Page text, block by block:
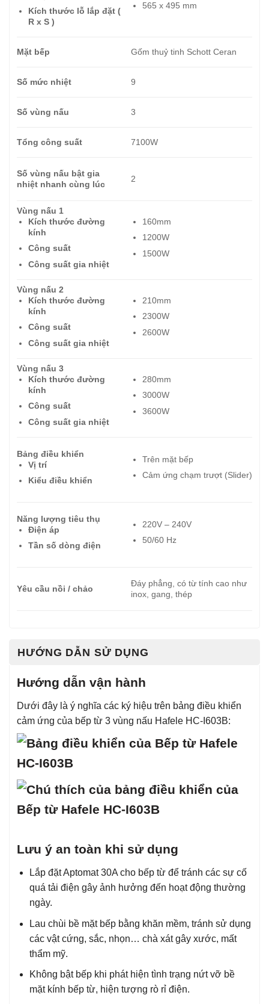
Kích thước lỗ lắp đặt (
R x S )
565 x 495 mm
Mặt bếp Gốm thuỷ tinh Schott Ceran
Số mức nhiệt 9
Số vùng nấu 3
Tổng công suất 7100W
Số vùng nấu bật gia
nhiệt nhanh cùng lúc
2
Vùng nấu 1
Kích thước đường
kính
Công suất
Công suất gia nhiệt
160mm
1200W
1500W
Vùng nấu 2
Kích thước đường
kính
Công suất
Công suất gia nhiệt
210mm
2300W
2600W
Vùng nấu 3
Kích thước đường
kính
Công suất
Công suất gia nhiệt
280mm
3000W
3600W
Bảng điều khiển
Vị trí
Kiểu điều khiển
Trên mặt bếp
Cảm ứng chạm trượt (Slider)
Năng lượng tiêu thụ
Điện áp
Tần số dòng điện
220V – 240V
50/60 Hz
Yêu cầu nồi / chảo
Đáy phẳng, có từ tính cao như
inox, gang, thép
HƯỚNG DẪN SỬ DỤNG
Hướng dẫn vận hành
Dưới đây là ý nghĩa các ký hiệu trên bảng điều khiển
cảm ứng của bếp từ 3 vùng nấu Hafele HC-I603B:
Lưu ý an toàn khi sử dụng
Lắp đặt Aptomat 30A cho bếp từ để tránh các sự cố
quá tải điện gây ảnh hưởng đến hoạt động thường
ngày.
Lau chùi bề mặt bếp bằng khăn mềm, tránh sử dụng
các vật cứng, sắc, nhọn… chà xát gây xước, mất
thẩm mỹ.
Không bật bếp khi phát hiện tình trạng nứt vỡ bề
mặt kính bếp từ, hiện tượng rò rỉ điện.